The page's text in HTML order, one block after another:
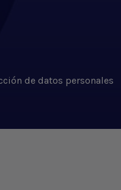
de datos personales